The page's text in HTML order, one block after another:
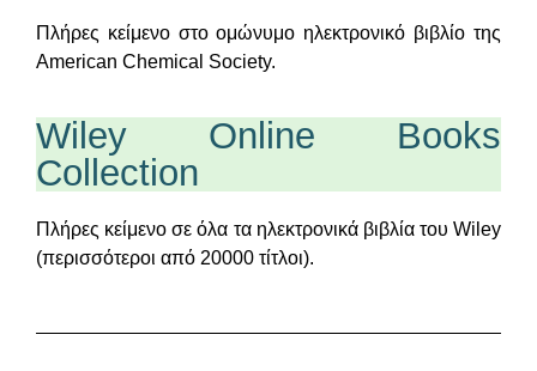
Πλήρες κείμενο στο ομώνυμο ηλεκτρονικό βιβλίο της
American Chemical Society.
Wiley Online Books
Collection
Πλήρες κείμενο σε όλα τα ηλεκτρονικά βιβλία του Wiley
(περισσότεροι από 20000 τίτλοι).